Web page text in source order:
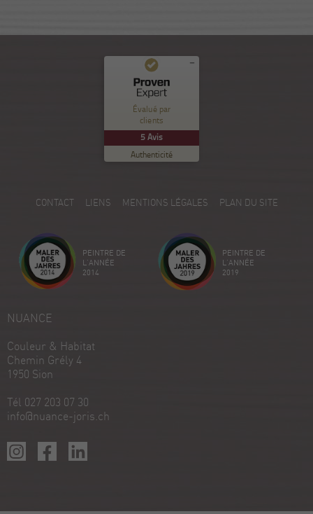
Évalué par
clients
5Avis
Authenticité
Commentaires et expériences des clients pour
Nuance Sion
100
%
Recommandé sur
ProvenExpert.com
EXCELLENT
5.00
/
5
Créez votre propre sceau maintenant
18/12/2025
Voir le profil
CONTACT LIENS MENTIONS LÉGALES PLAN DU SITE
PEINTRE DE
L'ANNÉE
2014
PEINTRE DE
L'ANNÉE
2019
NUANCE
Couleur & Habitat
Chemin Grély 4
1950 Sion
Tél 027 203 07 30
info@nuance-joris.ch